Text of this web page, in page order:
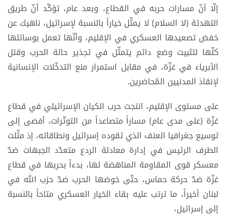
إلّا أنّ مسارات حربه في القطاع، وبعد عام، تؤكّد أنّ طريق
التهدئة (لا السلام) لا يمثّل خياراً بالنسبة لإسرائيل، ناهيك عن
خفض تصعيدها العسكري في الإقليم، وأنّها تعمل بوسائلها
كلّها لتثبيت وضع دائم يتمثّل في تجذير حالة الحرب وقتل
الأبرياء في غزّة، في مقابل استمرار منع التدخّلات الإنسانية
لإنقاذ المدنيين المُحاصَرين.
على مستوى الإقليم، انتجت حرب الكيان الإسرائيلي في قطاع
غزّة (على مدى عام) مساراً متصاعداً من التوتّرات، أفضى إلى
توسيع جغرافيا العنف الذي تقوده إسرائيل ونطاقاته، إذ مثّلت
الطرف الرئيس في إدارة معادلة الردع متعدّد الجبهات ضدّ
معسكر قوى المقاومة المناهضة لها، بدءاً بحربها في قطاع
غزّة ضدّ حركة حماس، حتّى خوضها الحرب ضدّ حزب الله في
لبنان أخيراً، ما ترتب عليه بقاء الخيار العسكري متاحاً بالنسبة
إلى إسرائيل،